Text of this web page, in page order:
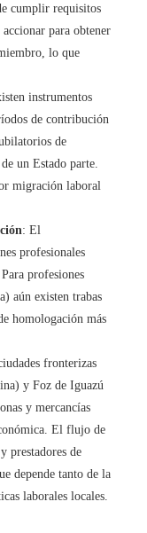
cumplir requisitos
para obtener
lo que
instrumentos
de contribución
de
un Estado parte.
migración laboral
: El
profesionales
profesiones
aún existen trabas
homologación más
fronterizas
y Foz de Iguazú
y mercancías
El flujo de
prestadores de
depende tanto de la
laborales locales.